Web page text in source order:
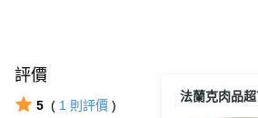
評價
5 ( 1 則評價 )
法蘭克肉品